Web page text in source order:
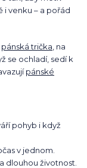
i venku – a pořád
pánská trička , na
se ochladí, sedí k
pánské
pohyb i když
v jednom.
dlouhou životnost.